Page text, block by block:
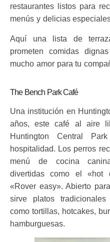
restaurantes listos para
menús y delicias
Aquí una lista de
prometen comidas
mucho amor para tu
The Bench Park Café
Una institución en
años, este café al aire
Huntington Central
hospitalidad. Los perros
menú de cocina
divertidas como el «hot
«Rover easy». Abierto
sirve platos
como tortillas, hotcakes,
hamburguesas.